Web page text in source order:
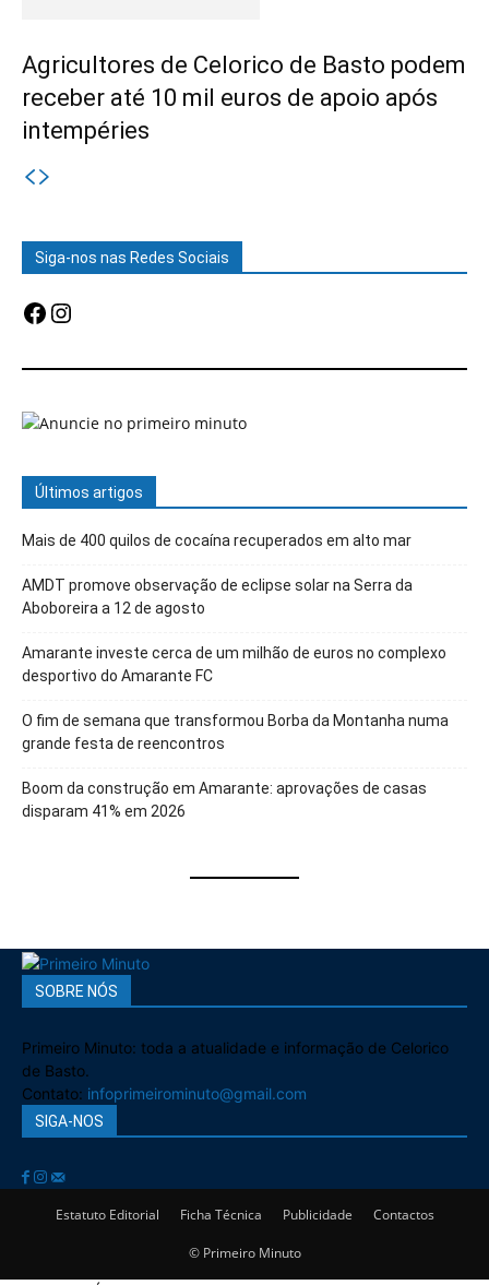
Agricultores de Celorico de Basto podem
receber até 10 mil euros de apoio após
intempéries
Siga-nos nas Redes Sociais
Facebook
Instagram
Últimos artigos
Mais de 400 quilos de cocaína recuperados em alto mar
AMDT promove observação de eclipse solar na Serra da
Aboboreira a 12 de agosto
Amarante investe cerca de um milhão de euros no complexo
desportivo do Amarante FC
O fim de semana que transformou Borba da Montanha numa
grande festa de reencontros
Boom da construção em Amarante: aprovações de casas
disparam 41% em 2026
SOBRE NÓS
Primeiro Minuto: toda a atualidade e informação de Celorico
de Basto.
Contato: infoprimeirominuto@gmail.com
SIGA-NOS
Estatuto Editorial Ficha Técnica Publicidade Contactos
© Primeiro Minuto